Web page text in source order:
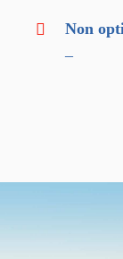
Non
–